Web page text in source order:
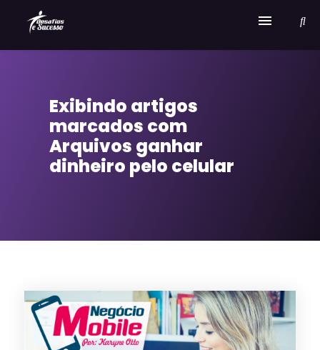
Serviços
Sobre Desafios e Sucesso
Exibindo artigos
marcados com
Arquivos ganhar
dinheiro pelo celular